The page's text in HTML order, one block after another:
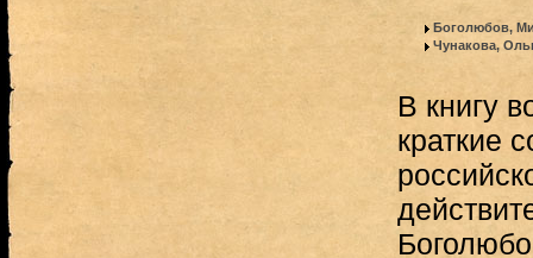
Боголюбов,
Чунакова,
В книгу
краткие